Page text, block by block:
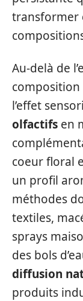
transformer
Au-delà de
l’effet
olfactifs en
coeur floral
un profil
méthodes
textiles,
sprays
des bols
diffusion
produits